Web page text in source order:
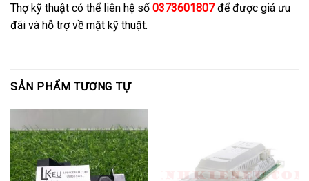
Thợ kỹ thuật có thể liên hệ số 0373601807 để được giá ưu
đãi và hỗ trợ về mặt kỹ thuật.
SẢN PHẨM TƯƠNG TỰ